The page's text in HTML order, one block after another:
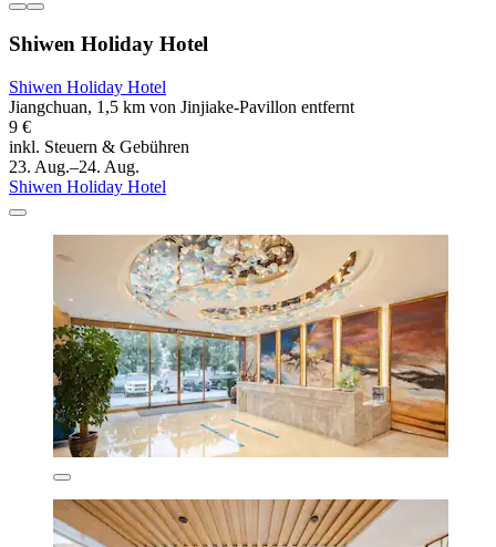
Shiwen Holiday Hotel
Shiwen Holiday Hotel
Jiangchuan, 1,5 km von Jinjiake-Pavillon entfernt
9 €
inkl. Steuern & Gebühren
23. Aug.–24. Aug.
Shiwen Holiday Hotel